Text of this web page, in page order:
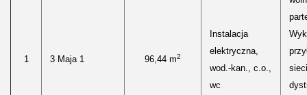
1 3 Maja 1 96,44 m2
Instalacja
elektryczna,
wod.-kan., c.o.,
wc
sieci